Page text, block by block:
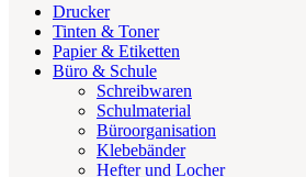
Drucker
Tinten & Toner
Papier & Etiketten
Büro & Schule
Schreibwaren
Schulmaterial
Büroorganisation
Klebebänder
Hefter und Locher